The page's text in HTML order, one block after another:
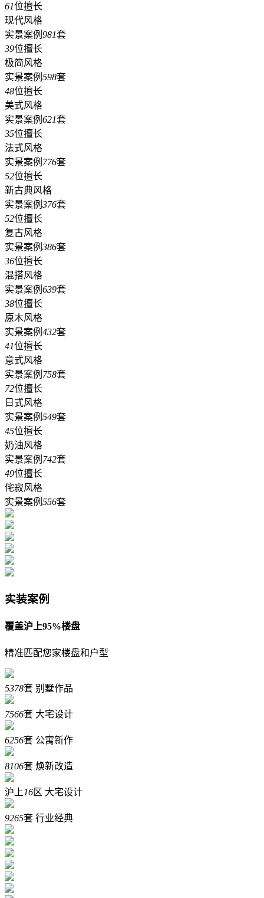
61位擅长
现代风格
实景案例 981套
39位擅长
极简风格
实景案例 598套
48位擅长
美式风格
实景案例 621套
35位擅长
法式风格
实景案例 776套
52位擅长
新古典风格
实景案例 376套
52位擅长
复古风格
实景案例 386套
36位擅长
混搭风格
实景案例 639套
38位擅长
原木风格
实景案例 432套
41位擅长
意式风格
实景案例 758套
72位擅长
日式风格
实景案例 549套
45位擅长
奶油风格
实景案例 742套
49位擅长
侘寂风格
实景案例 556套
实装案例
覆盖沪上95%楼盘
精准匹配您家楼盘和户型
5378套 别墅作品
7566套 大宅设计
6256套 公寓新作
8106套 焕新改造
沪上 16区 大宅设计
9265套 行业经典